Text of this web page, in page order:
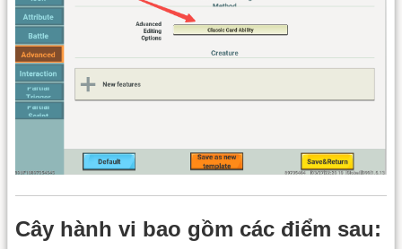
Cây hành vi bao gồm các điểm sau: